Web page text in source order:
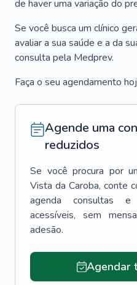
de haver uma variação do
Se você busca um clínico
avaliar a sua saúde e a da
consulta pela Medprev.
Faça o seu agendamento
Agende uma
reduzidos
Se você procura por
Vista da Caroba, conte
agenda consultas
acessíveis, sem
adesão.
Agendar